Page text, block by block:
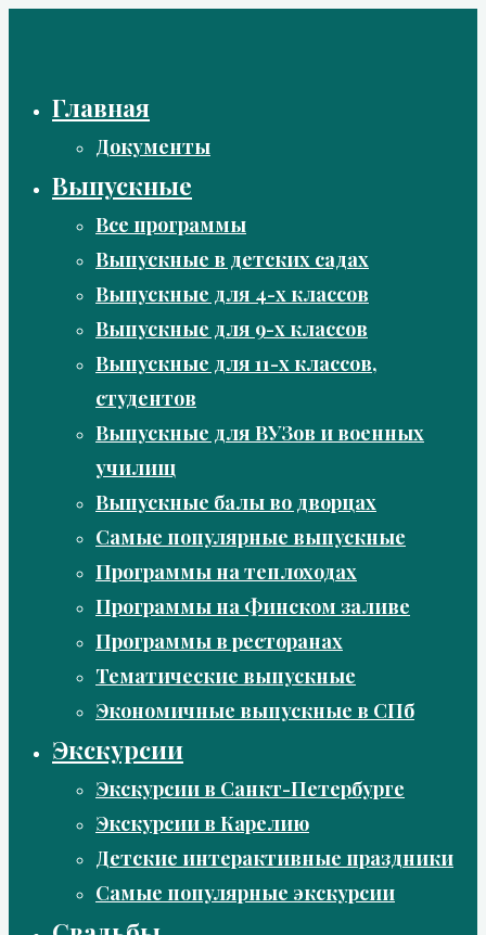
Главная
Документы
Выпускные
Все программы
Выпускные в детских садах
Выпускные для 4-х классов
Выпускные для 9-х классов
Выпускные для 11-х классов,
студентов
Выпускные для ВУЗов и военных
училищ
Выпускные балы во дворцах
Самые популярные выпускные
Программы на теплоходах
Программы на Финском заливе
Программы в ресторанах
Тематические выпускные
Экономичные выпускные в СПб
Экскурсии
Экскурсии в Санкт-Петербурге
Экскурсии в Карелию
Детские интерактивные праздники
Самые популярные экскурсии